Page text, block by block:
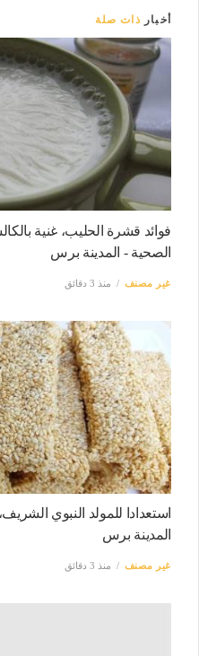
أخبار ذات صلة
فوائد قشرة الحليب، غنية
الصحية - المدينة برس
غير مصنف منذ 3 دقائق
استعدادا للمولد النبوي
المدينة برس
غير مصنف منذ 3 دقائق